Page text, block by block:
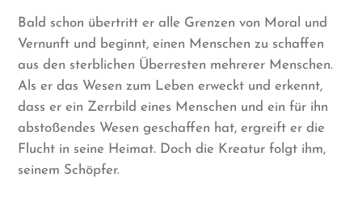
Bald schon übertritt er alle Grenzen von Moral und
Vernunft und beginnt, einen Menschen zu schaffen
aus den sterblichen Überresten mehrerer Menschen.
Als er das Wesen zum Leben erweckt und erkennt,
dass er ein Zerrbild eines Menschen und ein für ihn
abstoßendes Wesen geschaffen hat, ergreift er die
Flucht in seine Heimat. Doch die Kreatur folgt ihm,
seinem Schöpfer.